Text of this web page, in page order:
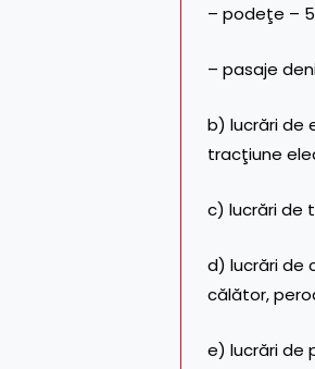
– podeţe –
– pasaje
b) lucrări de
tracţiune
c) lucrări de
d) lucrări de
călător,
e) lucrări de